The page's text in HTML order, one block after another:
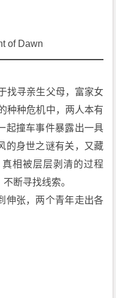
[悬
4
K
下
载
of Dawn
寻亲生父母，富家女
种种危机中，两人本有
起撞车事件暴露出一具
的身世之谜有关，又藏
相被层层剥清的过程
断寻找线索。
张，两个青年走出各